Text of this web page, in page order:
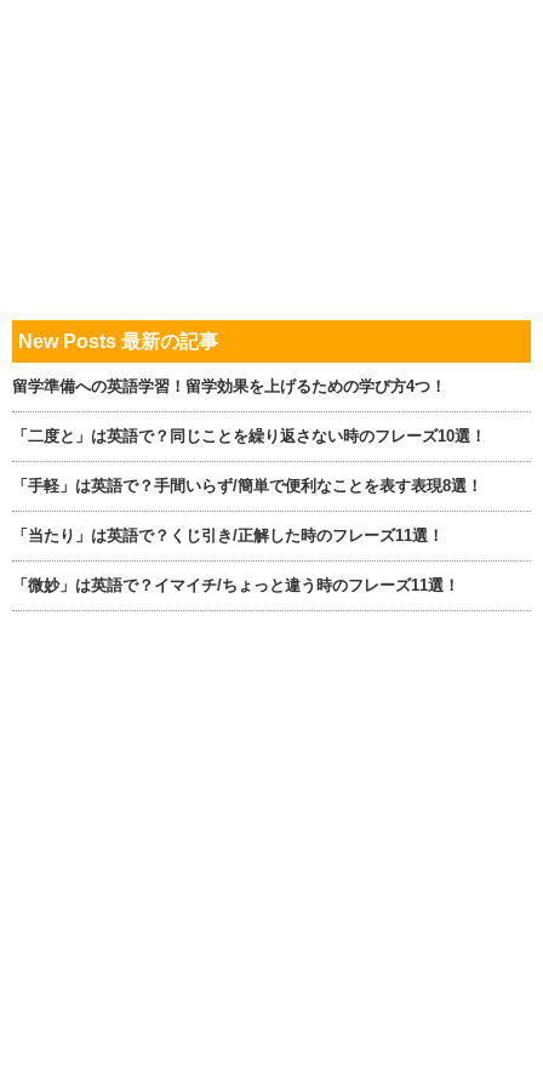
New Posts 最新の記事
留学準備への英語学習！留学効果を上げるための学び方4つ！
「二度と」は英語で？同じことを繰り返さない時のフレーズ10選！
「手軽」は英語で？手間いらず/簡単で便利なことを表す表現8選！
「当たり」は英語で？くじ引き/正解した時のフレーズ11選！
「微妙」は英語で？イマイチ/ちょっと違う時のフレーズ11選！